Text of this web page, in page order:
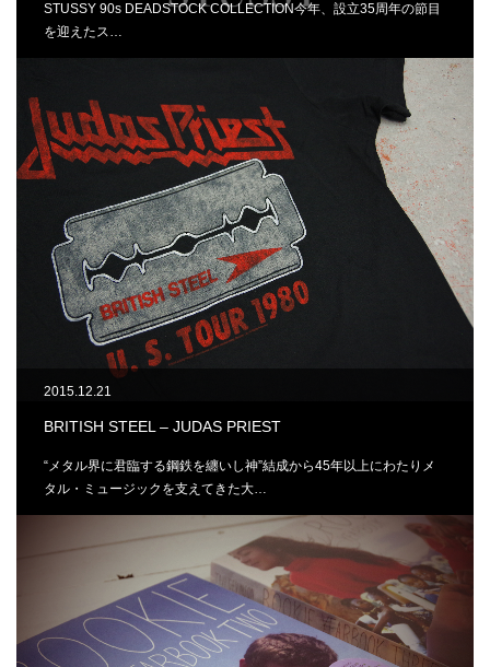
STUSSY 90s DEADSTOCK COLLECTION今年、設立35周年の節目
を迎えたス…
2015.12.21
BRITISH STEEL – JUDAS PRIEST
“メタル界に君臨する鋼鉄を纏いし神”結成から45年以上にわたりメ
タル・ミュージックを支えてきた大…